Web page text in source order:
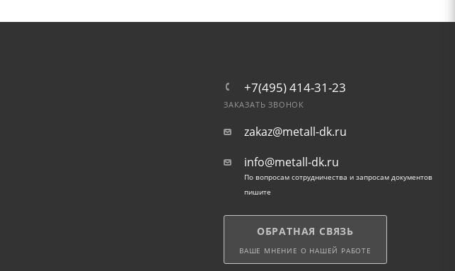
+7(495) 414-31-23
ЗАКАЗАТЬ ЗВОНОК
zakaz@metall-dk.ru
info@metall-dk.ru
По вопросам сотрудничества и запросам документов
пишите
ОБРАТНАЯ СВЯЗЬ
ВАШЕ МНЕНИЕ О НАШЕЙ РАБОТЕ